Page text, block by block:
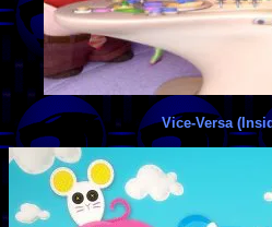
Vice-Versa